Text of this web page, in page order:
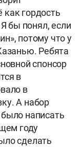
гордость
бы понял, если
потому что у
Ребята
спонсор
в
в
А набор
написать
году
сделать